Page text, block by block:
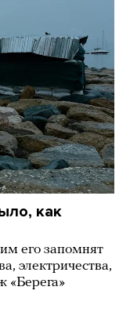
как
его запомнят
электричества,
«Берега»